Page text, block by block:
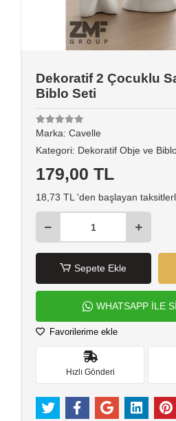
Dekoratif 2 Çocuklu
Biblo Seti
Marka: Cavelle
Kategori: Dekoratif Obje ve
179,00 TL
18,73 TL 'den başlayan
Sepete Ekle
WHATSAPP İLE
Favorilerime ekle
Hızlı Gönderi